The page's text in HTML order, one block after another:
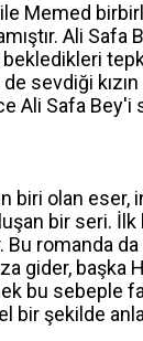
Memed
Ali Safa
sevdiği
Ali Safa Bey'i
olan eser,
bir seri. İlk
Bu romanda
gider, başka
bu sebeple
şekilde